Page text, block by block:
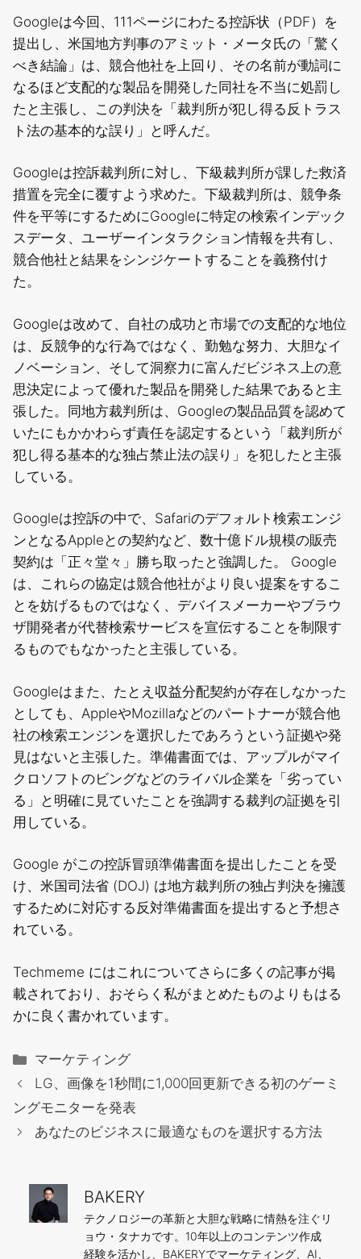
Googleは今回、111ページにわたる控訴状（PDF）を
提出し、米国地方判事のアミット・メータ氏の「驚く
べき結論」は、競合他社を上回り、その名前が動詞に
なるほど支配的な製品を開発した同社を不当に処罰し
たと主張し、この判決を「裁判所が犯し得る反トラス
ト法の基本的な誤り」と呼んだ。
Googleは控訴裁判所に対し、下級裁判所が課した救済
措置を完全に覆すよう求めた。下級裁判所は、競争条
件を平等にするためにGoogleに特定の検索インデック
スデータ、ユーザーインタラクション情報を共有し、
競合他社と結果をシンジケートすることを義務付け
た。
Googleは改めて、自社の成功と市場での支配的な地位
は、反競争的な行為ではなく、勤勉な努力、大胆なイ
ノベーション、そして洞察力に富んだビジネス上の意
思決定によって優れた製品を開発した結果であると主
張した。同地方裁判所は、Googleの製品品質を認めて
いたにもかかわらず責任を認定するという「裁判所が
犯し得る基本的な独占禁止法の誤り」を犯したと主張
している。
Googleは控訴の中で、Safariのデフォルト検索エンジ
ンとなるAppleとの契約など、数十億ドル規模の販売
契約は「正々堂々」勝ち取ったと強調した。 Google
は、これらの協定は競合他社がより良い提案をするこ
とを妨げるものではなく、デバイスメーカーやブラウ
ザ開発者が代替検索サービスを宣伝することを制限す
るものでもなかったと主張している。
Googleはまた、たとえ収益分配契約が存在しなかった
としても、AppleやMozillaなどのパートナーが競合他
社の検索エンジンを選択したであろうという証拠や発
見はないと主張した。準備書面では、アップルがマイ
クロソフトのビングなどのライバル企業を「劣ってい
る」と明確に見ていたことを強調する裁判の証拠を引
用している。
Google がこの控訴冒頭準備書面を提出したことを受
け、米国司法省 (DOJ) は地方裁判所の独占判決を擁護
するために対応する反対準備書面を提出すると予想さ
れている。
Techmeme にはこれについてさらに多くの記事が掲
載されており、おそらく私がまとめたものよりもはる
かに良く書かれています。
カ
テ
リ
ー
マーケティング
LG、画像を1秒間に1,000回更新できる初のゲーミ
ングモニターを発表
あなたのビジネスに最適なものを選択する方法
BAKERY
テクノロジーの革新と大胆な戦略に情熱を注ぐリ
ョウ・タナカです。10年以上のコンテンツ作成
経験を活かし、BAKERYでマーケティング、AI、